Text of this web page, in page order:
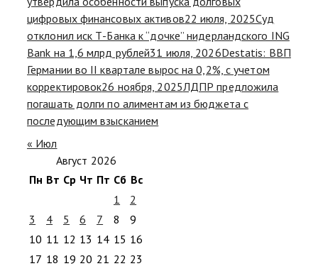
цифровых финансовых активов22 июля, 2025Суд
отклонил иск Т-Банка к “дочке” нидерландского ING
Bank на 1,6 млрд рублей31 июля, 2026Destatis: ВВП
Германии во II квартале вырос на 0,2%, с учетом
корректировок26 ноября, 2025ЛДПР предложила
погашать долги по алиментам из бюджета с
последующим взысканием
« Июл
Август 2026
Пн Вт Ср Чт Пт Сб Вс
1
2
3
4 5 6 7 8
9
10 11 12 13 14 15 16
17 18 19 20 21 22 23